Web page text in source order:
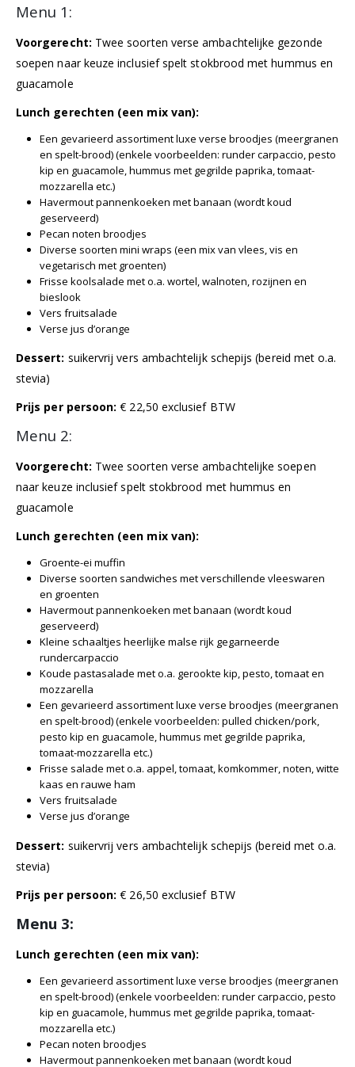
Menu 1:
Voorgerecht: Twee soorten verse ambachtelijke gezonde
soepen naar keuze inclusief spelt stokbrood met hummus en
guacamole
Lunch gerechten (een mix van):
Een gevarieerd assortiment luxe verse broodjes (meergranen
en spelt-brood) (enkele voorbeelden: runder carpaccio, pesto
kip en guacamole, hummus met gegrilde paprika, tomaat-
mozzarella etc.)
Havermout pannenkoeken met banaan (wordt koud
geserveerd)
Pecan noten broodjes
Diverse soorten mini wraps (een mix van vlees, vis en
vegetarisch met groenten)
Frisse koolsalade met o.a. wortel, walnoten, rozijnen en
bieslook
Vers fruitsalade
Verse jus d’orange
Dessert: suikervrij vers ambachtelijk schepijs (bereid met o.a.
stevia)
Prijs per persoon: € 22,50 exclusief BTW
Menu 2:
Voorgerecht: Twee soorten verse ambachtelijke soepen
naar keuze inclusief spelt stokbrood met hummus en
guacamole
Lunch gerechten (een mix van):
Groente-ei muffin
Diverse soorten sandwiches met verschillende vleeswaren
en groenten
Havermout pannenkoeken met banaan (wordt koud
geserveerd)
Kleine schaaltjes heerlijke malse rijk gegarneerde
rundercarpaccio
Koude pastasalade met o.a. gerookte kip, pesto, tomaat en
mozzarella
Een gevarieerd assortiment luxe verse broodjes (meergranen
en spelt-brood) (enkele voorbeelden: pulled chicken/pork,
pesto kip en guacamole, hummus met gegrilde paprika,
tomaat-mozzarella etc.)
Frisse salade met o.a. appel, tomaat, komkommer, noten, witte
kaas en rauwe ham
Vers fruitsalade
Verse jus d’orange
Dessert: suikervrij vers ambachtelijk schepijs (bereid met o.a.
stevia)
Prijs per persoon: € 26,50 exclusief BTW
Menu 3:
Lunch gerechten (een mix van):
Een gevarieerd assortiment luxe verse broodjes (meergranen
en spelt-brood) (enkele voorbeelden: runder carpaccio, pesto
kip en guacamole, hummus met gegrilde paprika, tomaat-
mozzarella etc.)
Pecan noten broodjes
Havermout pannenkoeken met banaan (wordt koud